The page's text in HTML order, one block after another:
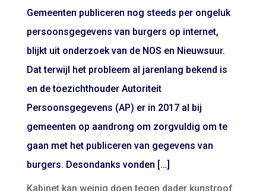
Gemeenten publiceren nog steeds per ongeluk
persoonsgegevens van burgers op internet,
blijkt uit onderzoek van de NOS en Nieuwsuur.
Dat terwijl het probleem al jarenlang bekend is
en de toezichthouder Autoriteit
Persoonsgegevens (AP) er in 2017 al bij
gemeenten op aandrong om zorgvuldig om te
gaan met het publiceren van gegevens van
burgers. Desondanks vonden […]
Kabinet kan weinig doen tegen dader kunstroof